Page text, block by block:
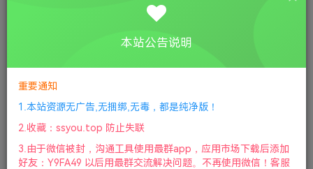
战神3/GOW III 模拟器版
此内容为付费资源，请付费后查看
鲜花 5
赞助会员 免费
付费资源
本站公告说明
重要通知
1.本站资源无广告,无捆绑,无毒，都是纯净版！
2.收藏：ssyou.top 防止失联
3.由于微信被封，沟通工具使用最群app，应用市场下载后添加
好友：Y9FA49 以后用最群交流解决问题。不再使用微信！客服